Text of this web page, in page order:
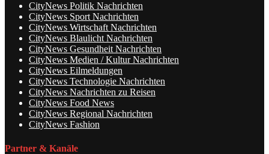
CityNews Politik Nachrichten
CityNews Sport Nachrichten
CityNews Wirtschaft Nachrichten
CityNews Blaulicht Nachrichten
CityNews Gesundheit Nachrichten
CityNews Medien / Kultur Nachrichten
CityNews Eilmeldungen
CityNews Technologie Nachrichten
CityNews Nachrichten zu Reisen
CityNews Food News
CityNews Regional Nachrichten
CityNews Fashion
Partner & Kanäle